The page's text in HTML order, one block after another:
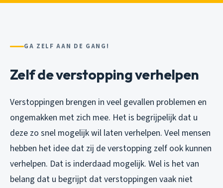
GA ZELF AAN DE GANG!
Zelf de verstopping verhelpen
Verstoppingen brengen in veel gevallen problemen en
ongemakken met zich mee. Het is begrijpelijk dat u
deze zo snel mogelijk wil laten verhelpen. Veel mensen
hebben het idee dat zij de verstopping zelf ook kunnen
verhelpen. Dat is inderdaad mogelijk. Wel is het van
belang dat u begrijpt dat verstoppingen vaak niet